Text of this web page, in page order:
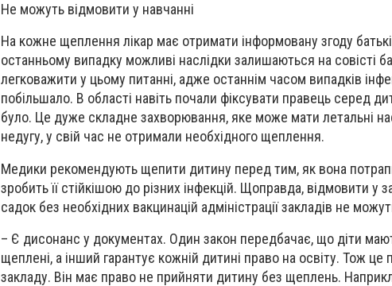
Не можуть відмовити у навчанні
На кожне щеплення лікар має отримати інформовану згоду
останньому випадку можливі наслідки залишаються на совісті
легковажити у цьому питанні, адже останнім часом випадків
побільшало. В області навіть почали фіксувати правець серед
було. Це дуже складне захворювання, яке може мати летальні
недугу, у свій час не отримали необхідного щеплення.
Медики рекомендують щепити дитину перед тим, як вона
зробить її стійкішою до різних інфекцій. Щоправда, відмовити у
садок без необхідних вакцинацій адміністрації закладів не
– Є дисонанс у документах. Один закон передбачає, що діти
щеплені, а інший гарантує кожній дитині право на освіту. Тож це
закладу. Він має право не прийняти дитину без щеплень.